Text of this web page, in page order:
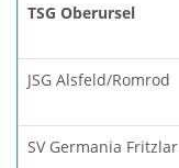
TSG Oberursel
JSG Alsfeld/Romrod
SV Germania Fritzlar